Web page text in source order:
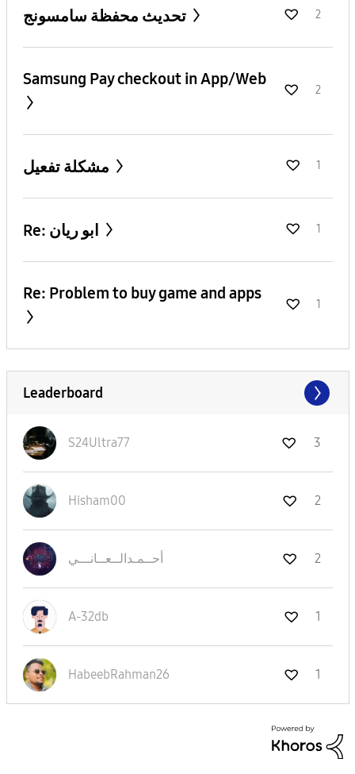
تحديث محفظة سامسونج 2
Samsung Pay checkout in App/Web
2
1
1
Re: Problem to buy game and apps
1
Leaderboard
S24Ultra77 3
Hisham00 2
أحــمـدالــعــانـــي 2
A-32db 1
HabeebRahman26 1